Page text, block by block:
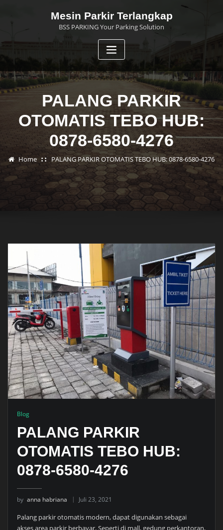
Mesin Parkir Terlangkap
BSS PARKING Your Parking Solution
PALANG PARKIR
OTOMATIS TEBO HUB:
0878-6580-4276
Home PALANG PARKIR OTOMATIS TEBO HUB: 0878-6580-4276
Blog
PALANG PARKIR
OTOMATIS TEBO HUB:
0878-6580-4276
by anna habriana Juli 23, 2021
Palang parkir otomatis modern, dapat digunakan sebagai
akses area parkir berbayar. Seperti di mall, gedung perkantoran,